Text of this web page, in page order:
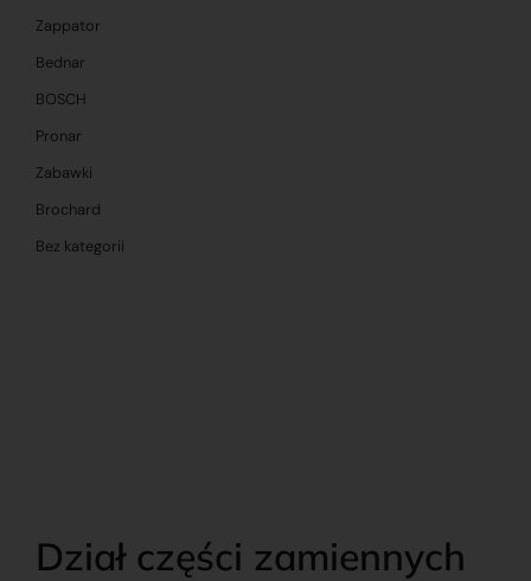
Zappator
Bednar
BOSCH
Pronar
Zabawki
Brochard
Bez kategorii
Dział części zamiennych